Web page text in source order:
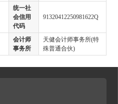
统一社
会信用
代码
91320412250981622Q
会计师
事务所
天健会计师事务所(特
殊普通合伙)